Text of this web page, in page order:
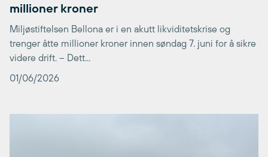
millioner kroner
Miljøstiftelsen Bellona er i en akutt likviditetskrise og
trenger åtte millioner kroner innen søndag 7. juni for å sikre
videre drift. – Dett...
01/06/2026